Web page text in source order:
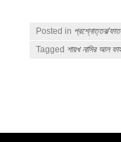
Posted in প্রশ্নোত্তর/
Tagged শায়খ নাসির আল